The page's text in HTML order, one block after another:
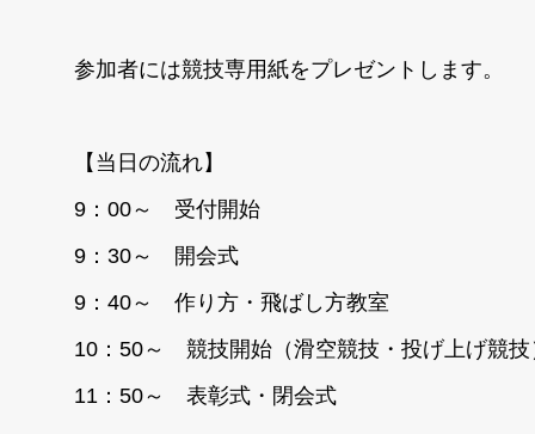
参加者には競技専用紙をプレゼントします。
【当日の流れ】
9：00～ 受付開始
9：30～ 開会式
9：40～ 作り方・飛ばし方教室
10：50～ 競技開始（滑空競技・投げ上げ競技
11：50～ 表彰式・閉会式